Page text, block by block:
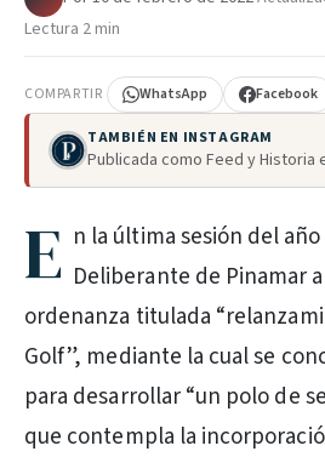
Lectura 2 min
COMPARTIR WhatsApp Facebook
TAMBIÉN EN INSTAGRAM
Publicada como Feed y Historia
E n la última sesión del
Deliberante de Pinamar
ordenanza titulada
Golf”, mediante la cual se
para desarrollar “un polo de
que contempla la